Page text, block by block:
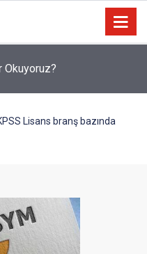
Erdoğan vefat etti
Lisans branş bazında